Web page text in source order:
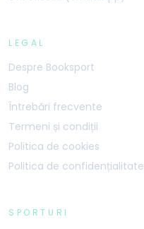
LEGAL
Despre Booksport
Blog
Întrebări frecvente
Termeni și condiții
Politica de cookies
Politica de confidențialitate
SPORTURI